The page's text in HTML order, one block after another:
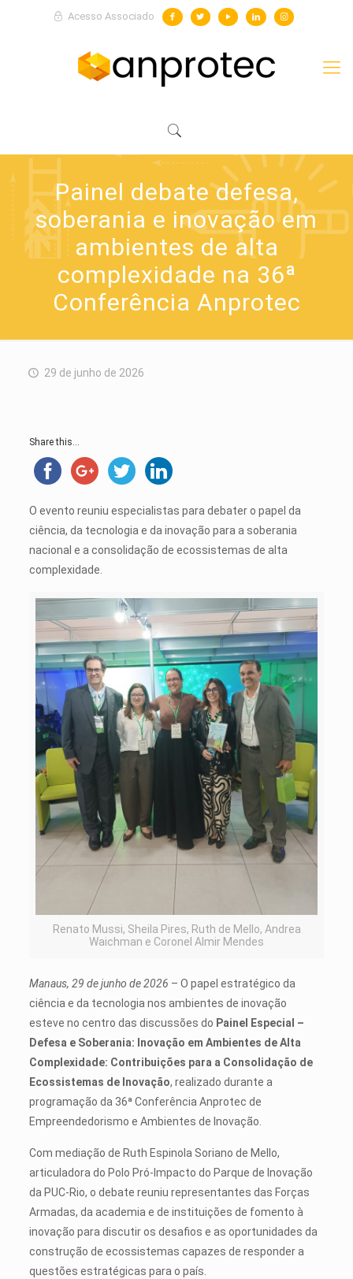
Acesso Associado
Painel debate defesa,
soberania e inovação em
ambientes de alta
complexidade na 36ª
Conferência Anprotec
29 de junho de 2026
Share this...
O evento reuniu especialistas para debater o papel da
ciência, da tecnologia e da inovação para a soberania
nacional e a consolidação de ecossistemas de alta
complexidade.
Renato Mussi, Sheila Pires, Ruth de Mello, Andrea
Waichman e Coronel Almir Mendes
Manaus, 29 de junho de 2026 – O papel estratégico da
ciência e da tecnologia nos ambientes de inovação
esteve no centro das discussões do Painel Especial –
Defesa e Soberania: Inovação em Ambientes de Alta
Complexidade: Contribuições para a Consolidação de
Ecossistemas de Inovação, realizado durante a
programação da 36ª Conferência Anprotec de
Empreendedorismo e Ambientes de Inovação.
Com mediação de Ruth Espinola Soriano de Mello,
articuladora do Polo Pró-Impacto do Parque de Inovação
da PUC-Rio, o debate reuniu representantes das Forças
Armadas, da academia e de instituições de fomento à
inovação para discutir os desafios e as oportunidades da
construção de ecossistemas capazes de responder a
questões estratégicas para o país.